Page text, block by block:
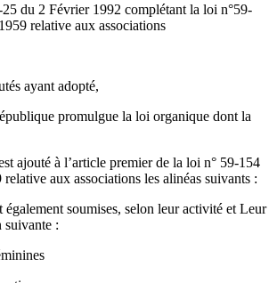
du 2 Février 1992 complétant la loi n°59-
relative aux associations
ayant adopté,
promulgue la loi organique dont la
ajouté à l’article premier de la loi n° 59-154
aux associations les alinéas suivants :
également soumises, selon leur activité et Leur
suivante :